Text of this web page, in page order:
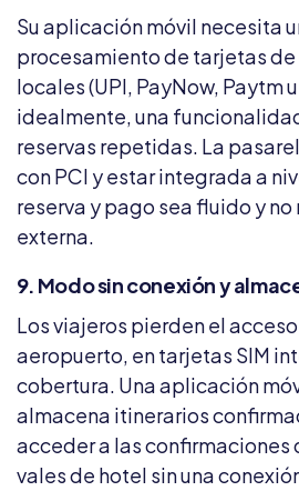
Su aplicación móvil necesita
procesamiento de tarjetas
locales (UPI, PayNow, Paytm
idealmente, una
reservas repetidas. La
con PCI y estar integrada a
reserva y pago sea fluido y
externa.
9. Modo sin conexión y
Los viajeros pierden el
aeropuerto, en tarjetas SIM
cobertura. Una aplicación
almacena itinerarios
acceder a las
vales de hotel sin una